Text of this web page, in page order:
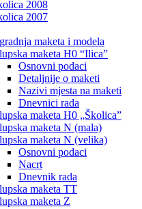
2008
2007
maketa i modela
maketa H0 “Ilica”
Osnovni podaci
Detaljnije o maketi
Nazivi mjesta na maketi
Dnevnici rada
maketa H0 „Školica”
maketa N (mala)
maketa N (velika)
Osnovni podaci
Nacrt
Dnevnik rada
maketa TT
maketa Z